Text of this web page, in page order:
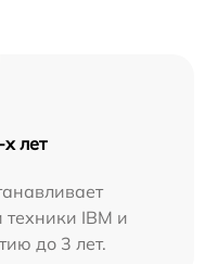
лет
IBM и
до 3 лет.